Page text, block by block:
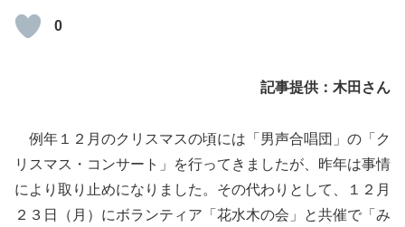
0
記事提供： 木田 さん
例年１２月のクリスマスの頃には「男声合唱団」の「ク
リスマス・コンサート」を行ってきましたが、昨年は事情
により取り止めになりました。その代わりとして、１２月
２３日（月）にボランティア「花水木の会」と共催で「み